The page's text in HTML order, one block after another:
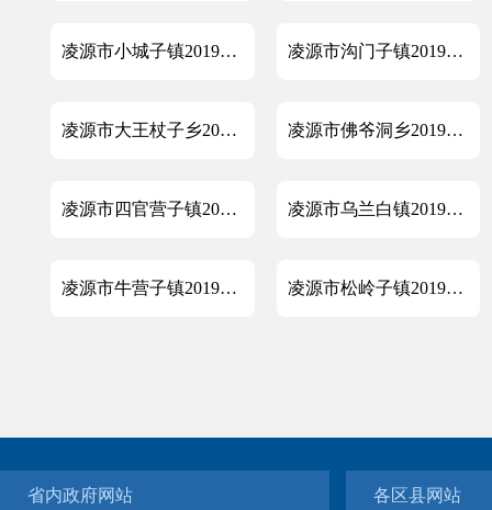
凌源市小城子镇2019年政府信息公开工作年度报告 凌源市沟门子镇2019年政府信息公开工作年度报告
凌源市大王杖子乡2019年政府信息公开工作年度报告 凌源市佛爷洞乡2019年政府信息公开工作年度报告
凌源市四官营子镇2019年政府信息公开工作年度报告 凌源市乌兰白镇2019年政府信息公开工作年度报告
凌源市牛营子镇2019年政府信息公开工作年度报告 凌源市松岭子镇2019年政府信息公开工作年度报告
省内政府网站 各区县网站